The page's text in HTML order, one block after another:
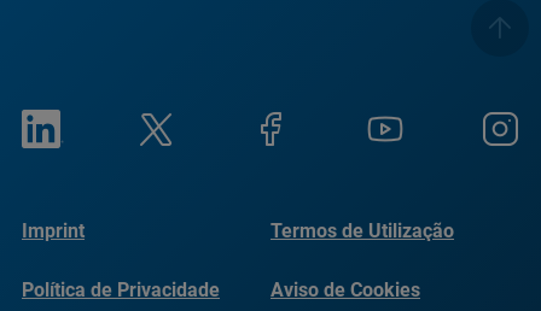
Imprint Termos de Utilização
Política de Privacidade Aviso de Cookies